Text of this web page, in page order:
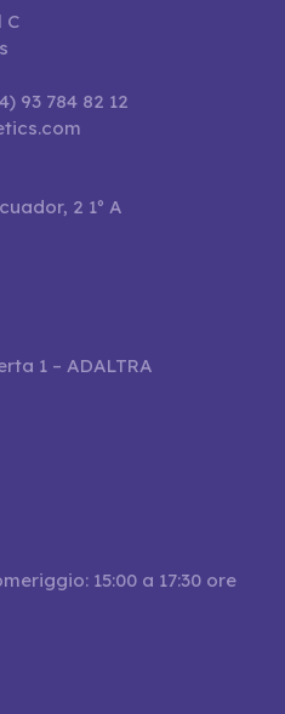
C
93 784 82 12
2 1º A
1 – ADALTRA
15:00 a 17:30 ore